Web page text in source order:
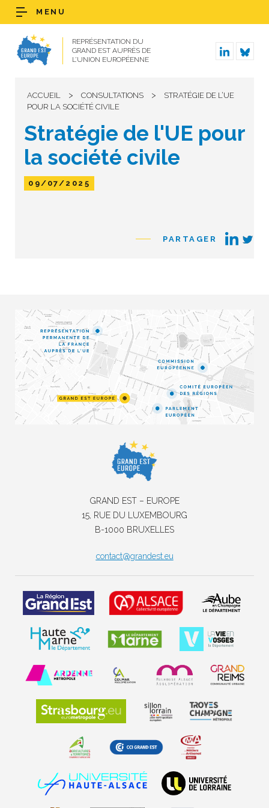
REPRÉSENTATION DU
GRAND EST AUPRÈS DE
L’UNION EUROPÉENNE
MENU
ACCUEIL > CONSULTATIONS >
STRATÉGIE DE L’UE
POUR LA SOCIÉTÉ CIVILE
Stratégie de l'UE pour
la société civile
09/07/2025
PARTAGER
GRAND EST – EUROPE
15, RUE DU LUXEMBOURG
B-1000 BRUXELLES
contact@grandest.eu